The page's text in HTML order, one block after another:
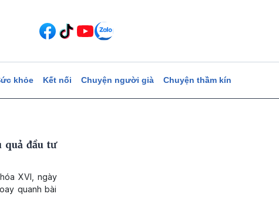
khỏe Kết nối Chuyện người già Chuyện thầm kín
đầu tư
XVI, ngày
quanh bài